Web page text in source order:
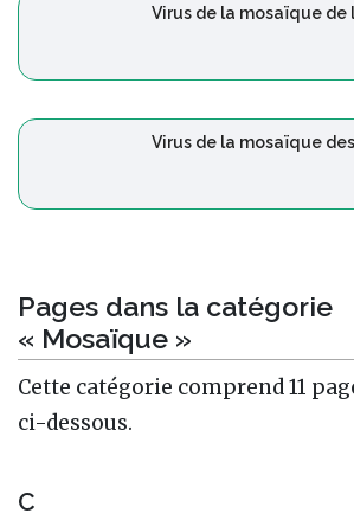
Virus de la mosaïque de
Virus de la mosaïque
Pages dans la catégorie
« Mosaïque »
Cette catégorie comprend 11
ci-dessous.
C